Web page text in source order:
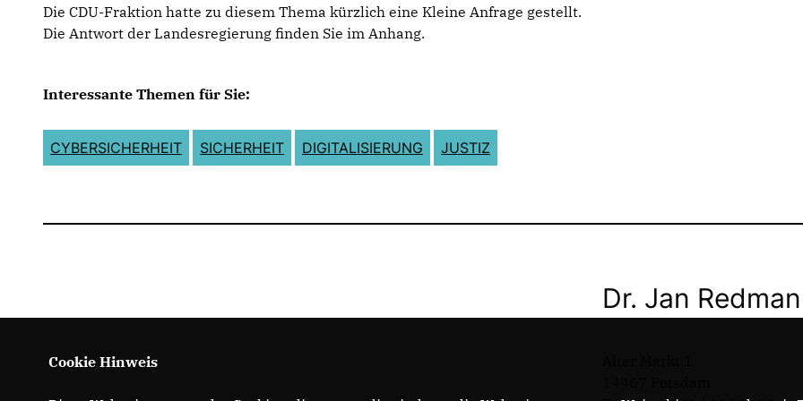
Die CDU-Fraktion hatte zu diesem Thema kürzlich eine Kleine Anfrage gestellt.
Die Antwort der Landesregierung finden Sie im Anhang.
Interessante Themen für Sie:
CYBERSICHERHEIT SICHERHEIT DIGITALISIERUNG JUSTIZ
Dr. Jan
Cookie Hinweis